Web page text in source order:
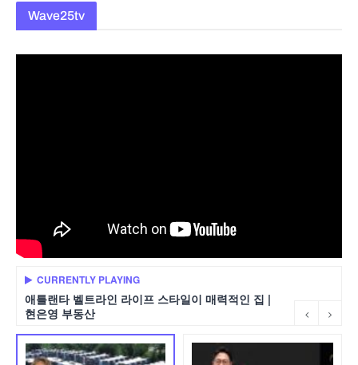
Wave25tv
CURRENTLY PLAYING
애틀랜타 벨트라인 라이프 스타일이 매력적인 집 |
현은영 부동산